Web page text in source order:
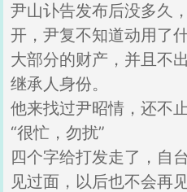
尹山讣告发布后没多久
开，尹复不知道动用了
大部分的财产，并且不
继承人身份。
他来找过尹昭情，还不
“很忙，勿扰”
四个字给打发走了，自
见过面，以后也不会再见